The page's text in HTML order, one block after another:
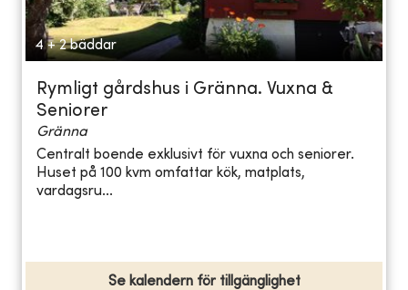
4 + 2 bäddar
Rymligt gårdshus i Gränna. Vuxna &
Seniorer
Gränna
Centralt boende exklusivt för vuxna och seniorer.
Huset på 100 kvm omfattar kök, matplats,
vardagsru...
Se kalendern för tillgänglighet